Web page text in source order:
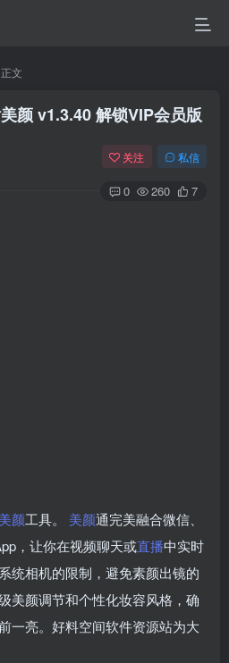
正文
颜 v1.3.40 解锁VIP会员版
关注 私信
0 260 7
美颜工具。 美颜通完美融合微信、
，让你在视频聊天或直播中实时
统相机的限制，避免素颜出镜的
美颜调节和个性化妆容风格，确
一亮。好料空间软件资源站为大